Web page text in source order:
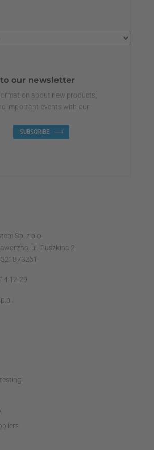
our newsletter
about new products,
important events with our
SUBSCRIBE
Sp. z o.o.
ul. Puszkina 2
12 29